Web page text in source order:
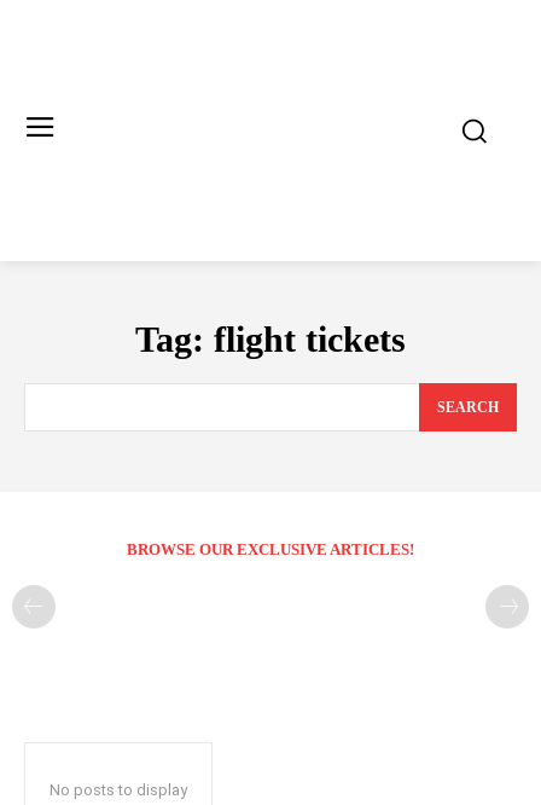
Tag: flight tickets
SEARCH
BROWSE OUR EXCLUSIVE ARTICLES!
No posts to display